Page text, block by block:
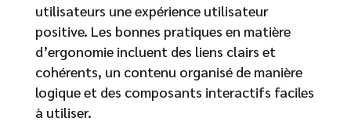
utilisateurs une expérience utilisateur
positive. Les bonnes pratiques en matière
d’ergonomie incluent des liens clairs et
cohérents, un contenu organisé de manière
logique et des composants interactifs faciles
à utiliser.